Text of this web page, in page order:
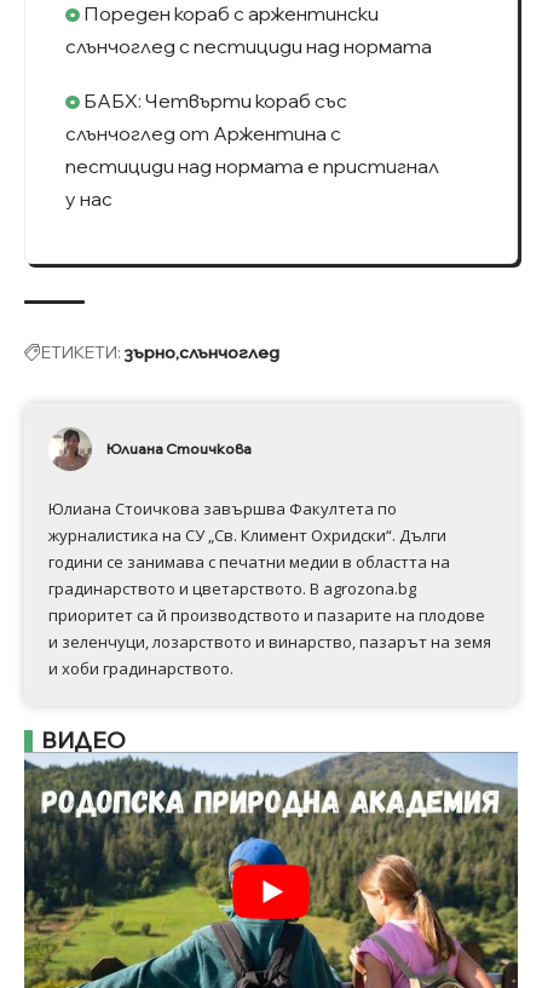
Пореден кораб с аржентински
слънчоглед с пестициди над нормата
БАБХ: Четвърти кораб със
слънчоглед от Аржентина с
пестициди над нормата е пристигнал
у нас
ЕТИКЕТИ: зърнослънчоглед
Юлиана Стоичкова
Юлиана Стоичкова завършва Факултета по
журналистика на СУ „Св. Климент Охридски“. Дълги
години се занимава с печатни медии в областта на
градинарството и цветарството. В agrozona.bg
приоритет са й производството и пазарите на плодове
и зеленчуци, лозарството и винарство, пазарът на земя
и хоби градинарството.
ВИДЕО